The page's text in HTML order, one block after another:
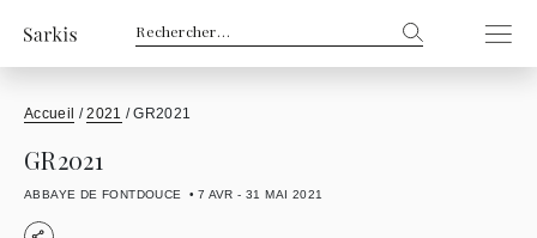
Rechercher :
Accueil /2021 /GR2021
GR2021
ABBAYE DE FONTDOUCE 7 AVR - 31 MAI 2021